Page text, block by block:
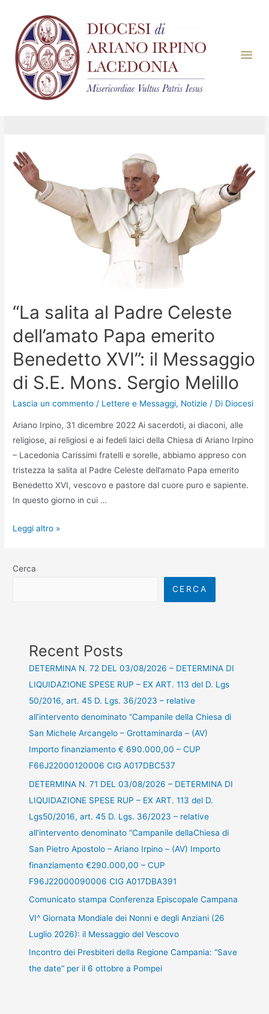
Giorno:1 Gennaio
2023
“La salita al Padre Celeste
dell’amato Papa emerito
Benedetto XVI”: il Messaggio
di S.E. Mons. Sergio Melillo
Lascia un commento / Lettere e Messaggi, Notizie / Di Diocesi
Ariano Irpino, 31 dicembre 2022 Ai sacerdoti, ai diaconi, alle
religiose, ai religiosi e ai fedeli laici della Chiesa di Ariano Irpino
– Lacedonia Carissimi fratelli e sorelle, abbiamo appreso con
tristezza la salita al Padre Celeste dell’amato Papa emerito
Benedetto XVI, vescovo e pastore dal cuore puro e sapiente.
In questo giorno in cui …
Leggi altro »
Cerca
CERCA
Recent Posts
DETERMINA N. 72 DEL 03/08/2026 – DETERMINA DI
LIQUIDAZIONE SPESE RUP – EX ART. 113 del D. Lgs
50/2016, art. 45 D. Lgs. 36/2023 – relative
all’intervento denominato “Campanile della Chiesa di
San Michele Arcangelo – Grottaminarda – (AV)
Importo finanziamento € 690.000,00 – CUP
F66J22000120006 CIG A017DBC537
DETERMINA N. 71 DEL 03/08/2026 – DETERMINA DI
LIQUIDAZIONE SPESE RUP – EX ART. 113 del D.
Lgs50/2016, art. 45 D. Lgs. 36/2023 – relative
all’intervento denominato “Campanile dellaChiesa di
San Pietro Apostolo – Ariano Irpino – (AV) Importo
finanziamento €290.000,00 – CUP
F96J22000090006 CIG A017DBA391
Comunicato stampa Conferenza Episcopale Campana
VI^ Giornata Mondiale dei Nonni e degli Anziani (26
Luglio 2026): il Messaggio del Vescovo
Incontro dei Presbiteri della Regione Campania: “Save
the date” per il 6 ottobre a Pompei